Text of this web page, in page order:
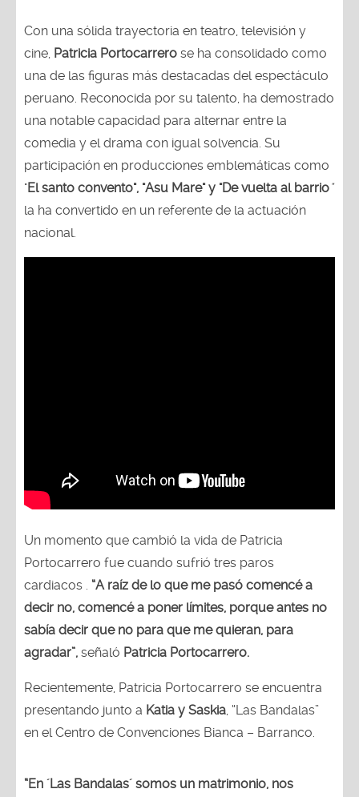
Con una sólida trayectoria en teatro, televisión y
cine, Patricia Portocarrero se ha consolidado como
una de las figuras más destacadas del espectáculo
peruano. Reconocida por su talento, ha demostrado
una notable capacidad para alternar entre la
comedia y el drama con igual solvencia. Su
participación en producciones emblemáticas como
"El santo convento", "Asu Mare" y "De vuelta al barrio"
la ha convertido en un referente de la actuación
nacional.
Un momento que cambió la vida de Patricia
Portocarrero fue cuando sufrió tres paros
cardiacos . “A raíz de lo que me pasó comencé a
decir no, comencé a poner límites, porque antes no
sabía decir que no para que me quieran, para
agradar”, señaló Patricia Portocarrero.
Recientemente, Patricia Portocarrero se encuentra
presentando junto a Katia y Saskia, “Las Bandalas”
en el Centro de Convenciones Bianca – Barranco.
“En ´Las Bandalas´ somos un matrimonio, nos